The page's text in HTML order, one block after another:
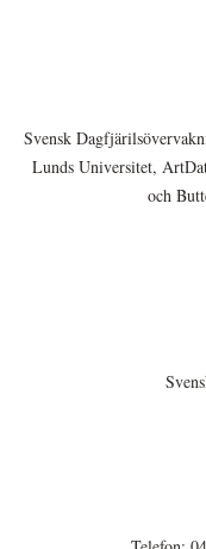
Svensk
Lunds Universitet,
och